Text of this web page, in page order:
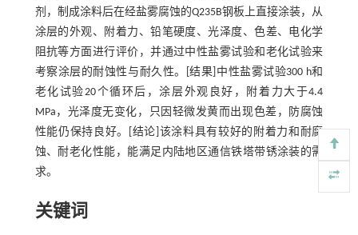
剂，制成涂料后在经盐雾腐蚀的Q235B钢板上直接涂装，从
涂层的外观、附着力、铅笔硬度、光泽度、色差、电化学
阻抗等方面进行评价，并通过中性盐雾试验和老化试验来
考察涂层的耐蚀性与耐久性。[结果]中性盐雾试验300 h和
老化试验20个循环后，涂层外观良好，附着力大于4.4
MPa，光泽度无变化，只因轻微发黄而出现色差，防腐蚀
性能仍保持良好。[结论]该涂料具有较好的附着力和耐腐
蚀、耐老化性能，能满足内陆地区通信铁塔带锈涂装的需
求。
关键词